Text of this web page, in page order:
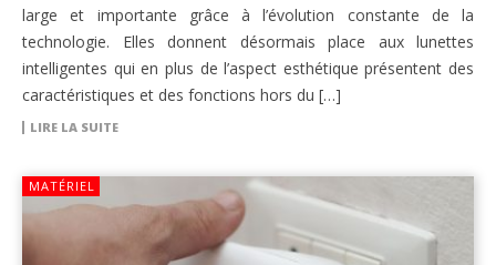
large et importante grâce à l’évolution constante de la
technologie. Elles donnent désormais place aux lunettes
intelligentes qui en plus de l’aspect esthétique présentent des
caractéristiques et des fonctions hors du […]
LIRE LA SUITE
MATÉRIEL